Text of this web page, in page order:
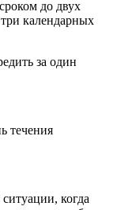
до двух
календарных
за один
течения
когда